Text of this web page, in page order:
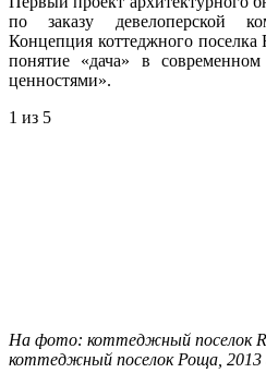
по заказу девелоперской
Концепция коттеджного
понятие «дача» в
ценностями».
1 из 5
На фото: коттеджный поселок
коттеджный поселок Роща, 2013